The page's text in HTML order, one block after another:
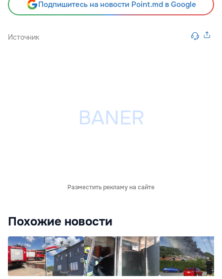
Подпишитесь на новости Point.md в Google
Источник
Разместить рекламу на сайте
Похожие новости